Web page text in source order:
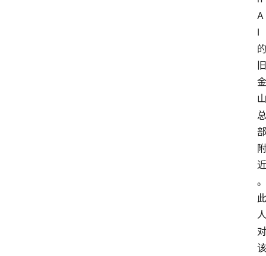
A
I
的
旧
金
山
总
部
附
近
。
此
人
对
该